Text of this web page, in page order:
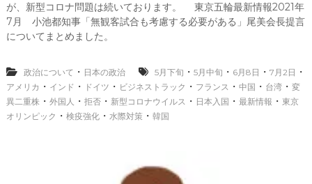
京
五
情
報
が、新型コロナ問題は続いております。 東京五輪最新情報2021年
7月 小池都知事「無観客試合も考慮する必要がある」尾美会長提言
についてまとめました。
政治について ・ 日本の政治 5月下旬 ・ 5月中旬 ・ 6月8日 ・ 7月2日 ・
アメリカ ・ インド ・ ドイツ ・ ビジネストラック ・ フランス ・ 中国 ・ 台湾・ 変
異二重株・ 外国人 ・ 拒否・ 新型コロナウイルス ・ 日本入国 ・ 最新情報 ・ 東京
オリンピック ・ 検疫強化・ 水際対策・ 韓国